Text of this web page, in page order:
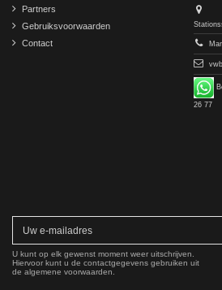
Partners
Gebruiksvoorwaarden
Contact
26 77
U kunt op elk gewenst moment weer uitschrijven.
Hiervoor kunt u de contactgegevens gebruiken uit
de algemene voorwaarden.